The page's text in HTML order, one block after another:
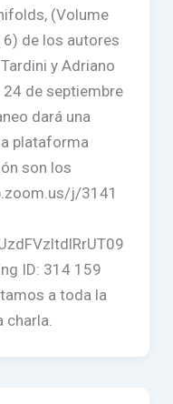
(Volume
de los autores
y Adriano
de septiembre
dará una
plataforma
son los
j/3141
ID: 314 159
a toda la
charla.